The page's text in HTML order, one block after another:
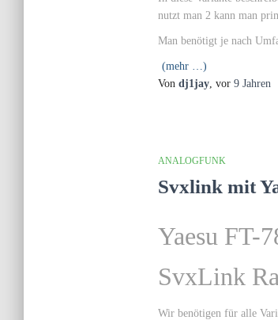
nutzt man 2 kann man
Man benötigt je nach
(mehr …)
Von dj1jay, vor 9 Jahren
ANALOGFUNK
Svxlink mit
Yaesu FT-
SvxLink
Wir benötigen für alle